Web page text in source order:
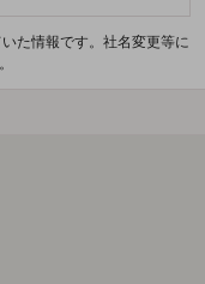
た情報です。社名変更等に